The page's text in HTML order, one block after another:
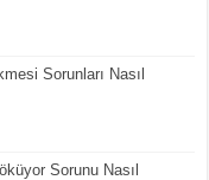
Sorunları Nasıl
Sorunu Nasıl